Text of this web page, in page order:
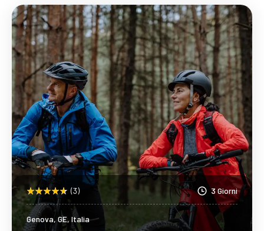
Scopri Di Più
(3) 3 Giorni
Genova, GE, Italia